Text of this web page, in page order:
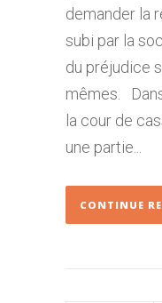
demander la
subi par la
du préjudice
mêmes.
la cour de
une partie...
CONTINUE